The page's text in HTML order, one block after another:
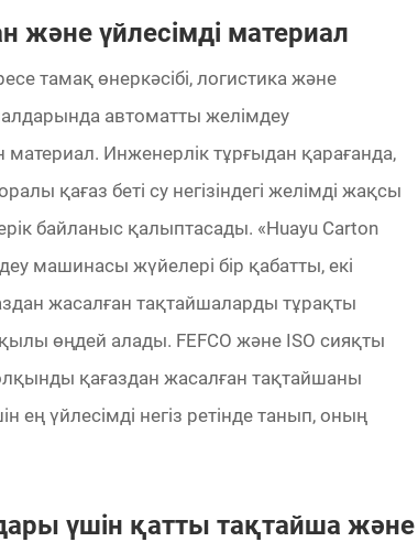
және үйлесімді материал
тамақ өнеркәсібі, логистика және
автоматты желімдеу
Инженерлік тұрғыдан қарағанда,
қағаз беті су негізіндегі желімді жақсы
байланыс қалыптасады. «Huayu Carton
машинасы жүйелері бір қабатты, екі
жасалған тақтайшаларды тұрақты
өңдей алады. FEFCO және ISO сияқты
қағаздан жасалған тақтайшаны
ең үйлесімді негіз ретінде танып, оның
үшін қатты тақтайша және